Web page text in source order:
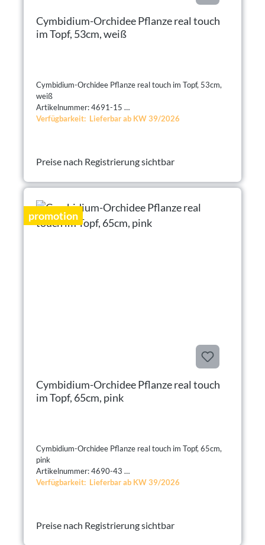
Cymbidium-Orchidee Pflanze real touch
im Topf, 53cm, weiß
Cymbidium-Orchidee Pflanze real touch im Topf, 53cm,
weiß
Artikelnummer: 4691-15
Verfügbarkeit: Lieferbar ab KW 39/2026
Preise nach Registrierung sichtbar
promotion
Cymbidium-Orchidee Pflanze real touch
im Topf, 65cm, pink
Cymbidium-Orchidee Pflanze real touch im Topf, 65cm,
pink
Artikelnummer: 4690-43
Verfügbarkeit: Lieferbar ab KW 39/2026
Preise nach Registrierung sichtbar